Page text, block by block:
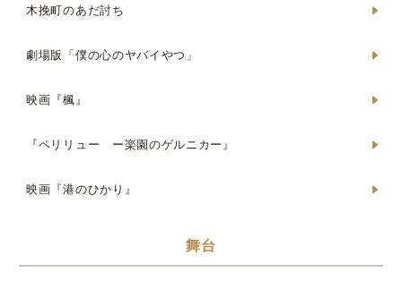
木挽町のあだ討ち
劇場版「僕の心のヤバイやつ」
映画『楓』
『ペリリュー ー楽園のゲルニカー』
映画『港のひかり』
舞台